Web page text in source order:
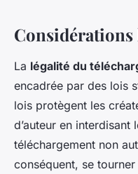
Considérations
La légalité du
encadrée par des lois
lois protègent les
d’auteur en interdisant
téléchargement non
conséquent, se